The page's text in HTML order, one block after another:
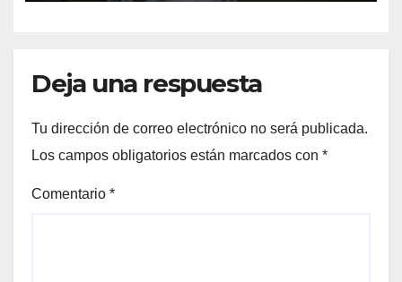
Deja una respuesta
Tu dirección de correo electrónico no será publicada.
Los campos obligatorios están marcados con *
Comentario *